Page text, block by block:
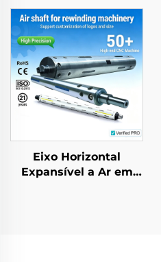
Tianji 24 V, Aço, OEM,
Personalizável para
Copiadora
Eixo Horizontal
Expansível a Ar em